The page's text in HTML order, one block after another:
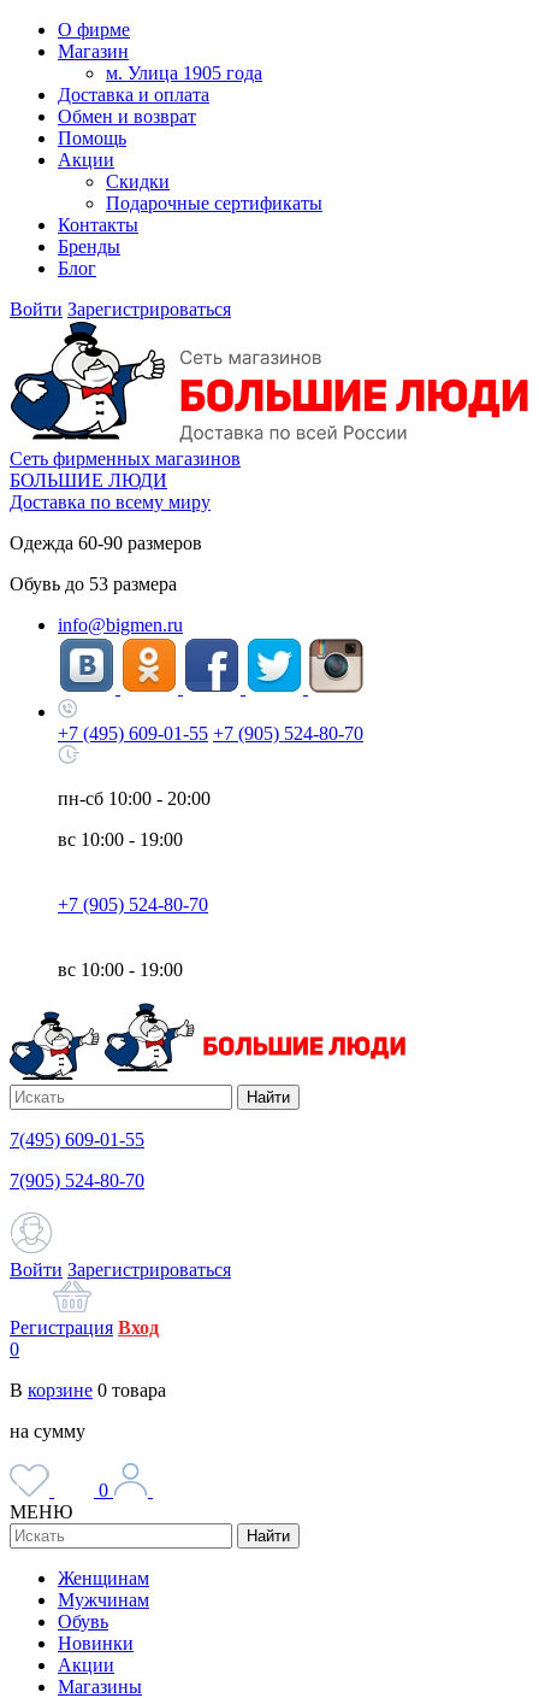
О фирме
Магазин
м. Улица 1905 года
Доставка и оплата
Обмен и возврат
Помощь
Акции
Скидки
Подарочные сертификаты
Контакты
Бренды
Блог
Войти Зарегистрироваться
Сеть фирменных магазинов
БОЛЬШИЕ ЛЮДИ
Доставка по всему миру
Одежда 60-90 размеров
Обувь до 53 размера
info@bigmen.ru
+7 (495) 609-01-55 +7 (905) 524-80-70
пн-сб 10:00 - 20:00
вс 10:00 - 19:00
+7 (905) 524-80-70
вс 10:00 - 19:00
Найти
7(495) 609-01-55
7(905) 524-80-70
Войти Зарегистрироваться
Регистрация Вход
0
В корзине 0 товара
на сумму
0
МЕНЮ
Найти
Женщинам
Мужчинам
Обувь
Новинки
Акции
Магазины